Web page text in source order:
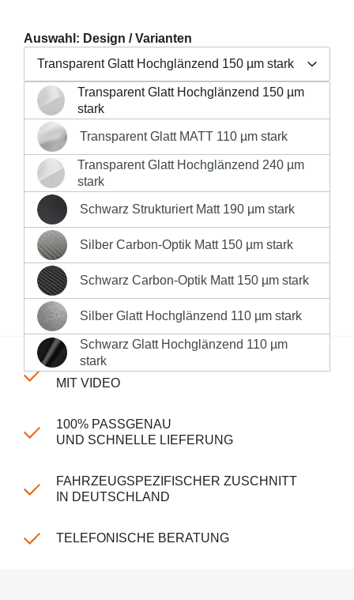
Auswahl: Design / Varianten
Transparent Glatt Hochglänzend 150 µm stark
Transparent Glatt Hochglänzend 150 µm
stark
Transparent Glatt Hochglänzend 150 µm stark
Transparent Glatt MATT 110 µm stark
Transparent Glatt MATT 110 µm stark
Transparent Glatt Hochglänzend 240 µm
stark
Transparent Glatt Hochglänzend 240 µm stark
Schwarz Strukturiert Matt 190 µm stark
Schwarz Strukturiert Matt 190 µm stark
Silber Carbon-Optik Matt 150 µm stark
Silber Carbon-Optik Matt 150 µm stark
Schwarz Carbon-Optik Matt 150 µm stark
Schwarz Carbon-Optik Matt 150 µm stark
Silber Glatt Hochglänzend 110 µm stark
Silber Glatt Hochglänzend 110 µm stark
Schwarz Glatt Hochglänzend 110 µm
stark
Schwarz Glatt Hochglänzend 110 µm stark
Regulärer Preis:
19,90 €
Preise inkl. MwSt. zzgl. Versandkosten
Produkt Anzahl: Gib den gewünschten
IN DEN WARENKORB
Sofort versandfertig, Lieferzeit 1-3 Werktage innerhalb
Deutschlands **
Produktnummer:
EINFACHE MONTAGE
MIT VIDEO
100% PASSGENAU
UND SCHNELLE LIEFERUNG
FAHRZEUGSPEZIFISCHER ZUSCHNITT
IN DEUTSCHLAND
TELEFONISCHE BERATUNG